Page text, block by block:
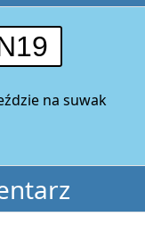
na suwak